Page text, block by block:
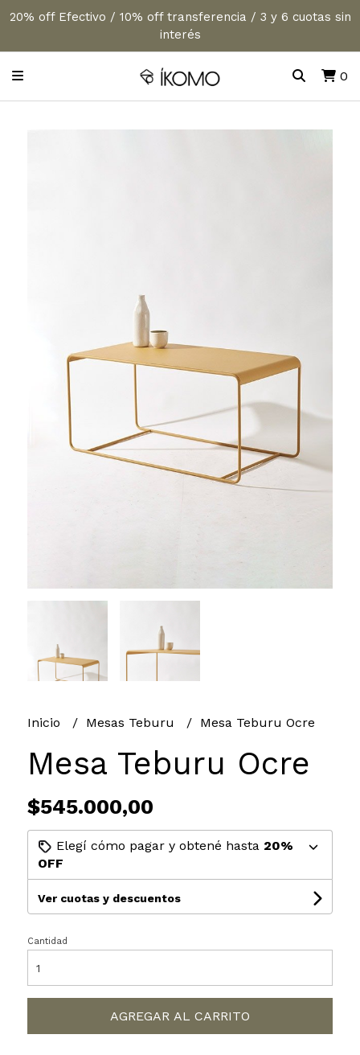
20% off Efectivo / 10% off transferencia / 3 y 6 cuotas sin
interés
0
Inicio Mesas Teburu Mesa Teburu Ocre
Mesa Teburu Ocre
$545.000,00
Elegí cómo pagar y obtené hasta 20%
OFF
Ver cuotas y descuentos
Cantidad
AGREGAR AL CARRITO